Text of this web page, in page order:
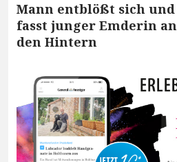
Mann entblößt sich und
fasst junger Emderin an
den Hintern